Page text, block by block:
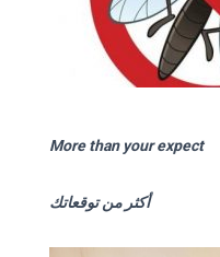
More than your expect
أكثر من توقعاتك